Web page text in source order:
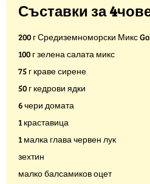
Съставки за
200 г Средиземноморски Микс
100 г зелена салата микс
75 г краве сирене
50 г кедрови ядки
6 чери домата
1 краставица
1 малка глава червен лук
зехтин
малко балсамиков оцет